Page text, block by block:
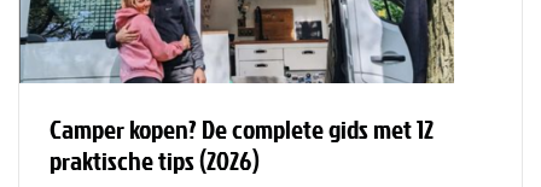
Camper kopen? De complete gids met 12
praktische tips (2026)